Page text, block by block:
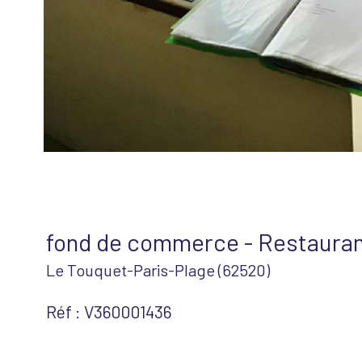
fond de commerce -
Le Touquet-Paris-Plage (62520)
Réf : V360001436